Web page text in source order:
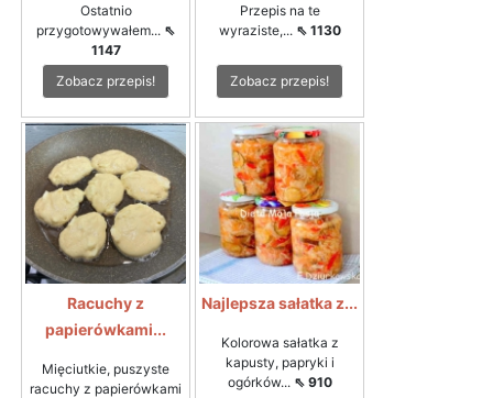
Ostatnio
przygotowywałem... ⇖
1147
Zobacz przepis!
Przepis na te
wyraziste,... ⇖ 1130
Zobacz przepis!
Racuchy z
papierówkami...
Mięciutkie, puszyste
racuchy z papierówkami
Najlepsza sałatka z...
Kolorowa sałatka z
kapusty, papryki i
ogórków... ⇖ 910